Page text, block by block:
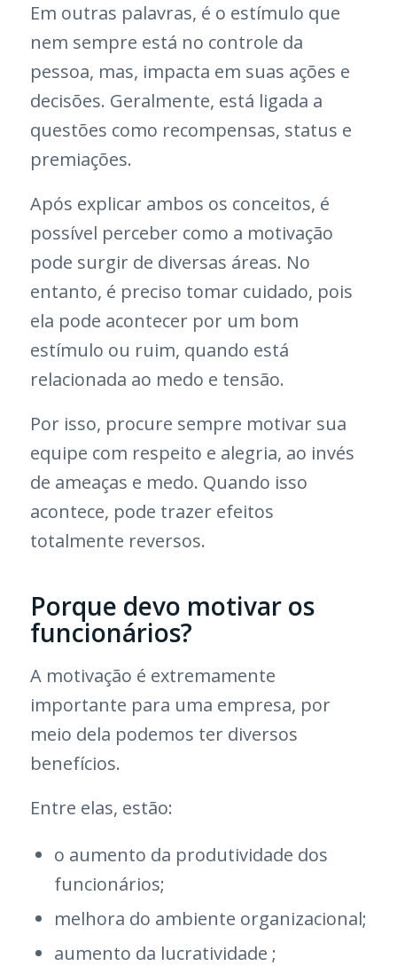
Em outras palavras, é o estímulo que
nem sempre está no controle da
pessoa, mas, impacta em suas ações e
decisões. Geralmente, está ligada a
questões como recompensas, status e
premiações.
Após explicar ambos os conceitos, é
possível perceber como a motivação
pode surgir de diversas áreas. No
entanto, é preciso tomar cuidado, pois
ela pode acontecer por um bom
estímulo ou ruim, quando está
relacionada ao medo e tensão.
Por isso, procure sempre motivar sua
equipe com respeito e alegria, ao invés
de ameaças e medo. Quando isso
acontece, pode trazer efeitos
totalmente reversos.
Porque devo motivar os
funcionários?
A motivação é extremamente
importante para uma empresa, por
meio dela podemos ter diversos
benefícios.
Entre elas, estão:
o aumento da produtividade dos
funcionários;
melhora do ambiente organizacional;
aumento da lucratividade ;